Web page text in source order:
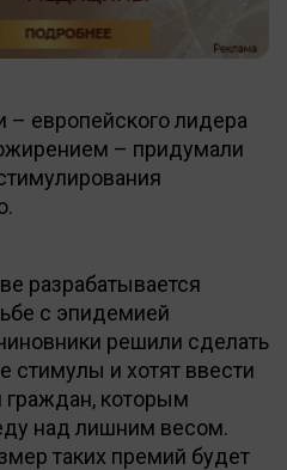
– европейского лидера
– придумали
разрабатывается
с эпидемией
решили сделать
стимулы и хотят ввести
граждан, которым
над лишним весом.
таких премий будет